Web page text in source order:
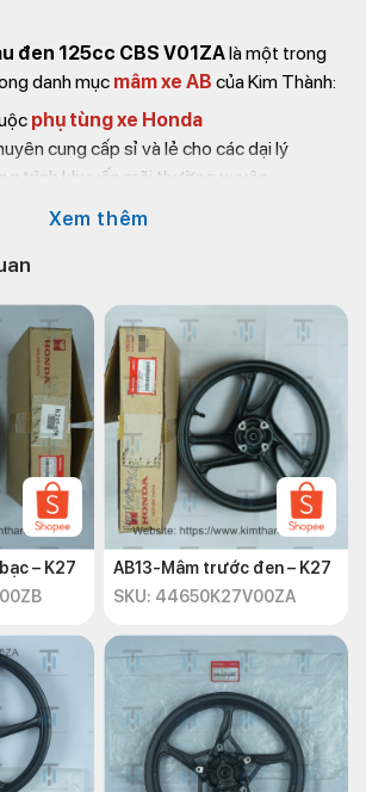
đen 125cc CBS V01ZAlà một trong
danh mục mâm xe AB của Kim Thành:
phụ tùng xe Honda
cung cấp sỉ và lẻ cho các dại lý
trình khuyến mãi thường xuyên
nhanh chóng tận nơi:
– 74 Phạm Hữu Chí, P.12, Q.5, TP.HCM.
.
kimthanh.online/
Xem thêm
– K27
AB13-Mâm trước đen – K27
SKU: 44650K27V00ZA